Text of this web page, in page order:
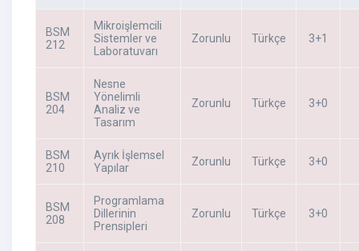
BSM
212
Mikroişlemcili
Sistemler ve
Laboratuvarı
Zorunlu Türkçe 3+1
BSM
204
Nesne
Yönelimli
Analiz ve
Tasarım
Zorunlu Türkçe 3+0
BSM
210
Ayrık İşlemsel
Yapılar
Zorunlu Türkçe 3+0
BSM
208
Programlama
Dillerinin
Prensipleri
Zorunlu Türkçe 3+0